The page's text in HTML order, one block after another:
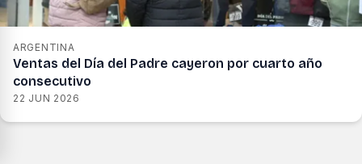
ARGENTINA
Ventas del Día del Padre cayeron por cuarto año
consecutivo
22 JUN 2026